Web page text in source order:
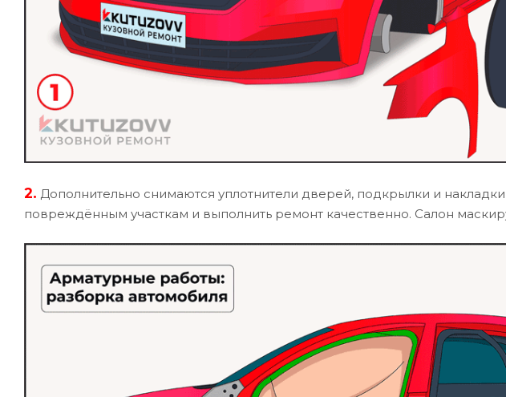
2. Дополнительно снимаются уплотнители дверей, подкрылки и накладки
повреждённым участкам и выполнить ремонт качественно. Салон